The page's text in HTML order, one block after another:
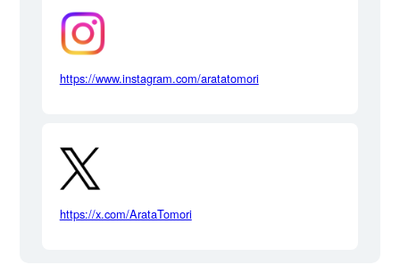
https://www.instagram.com/aratatomori
https://x.com/ArataTomori